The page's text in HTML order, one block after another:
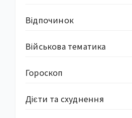
Відпочинок
Військова тематика
Гороскоп
Дієти та схуднення